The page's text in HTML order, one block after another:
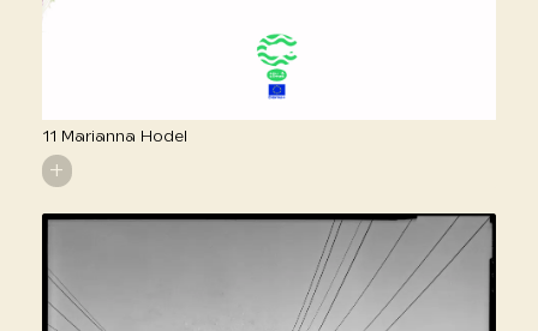
11 Marianna Hodel
+